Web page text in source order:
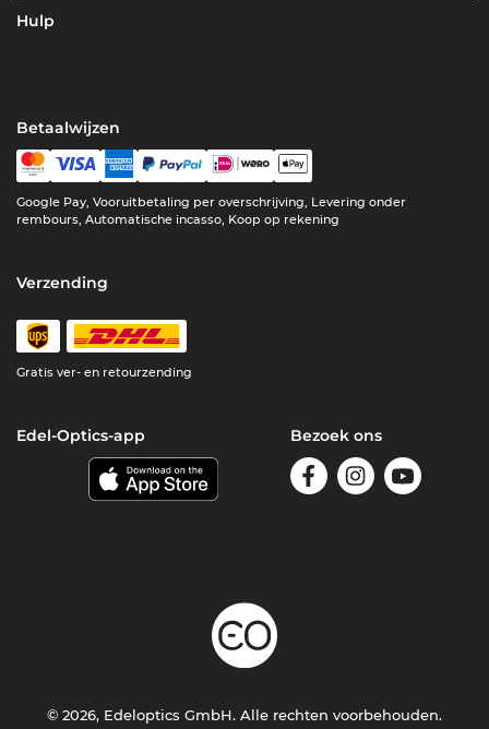
Hulp
Betaalwijzen
Google Pay, Vooruitbetaling per overschrijving, Levering onder
rembours, Automatische incasso, Koop op rekening
Verzending
Gratis ver- en retourzending
Edel-Optics-app Bezoek ons
© 2026, Edeloptics GmbH. Alle rechten voorbehouden.